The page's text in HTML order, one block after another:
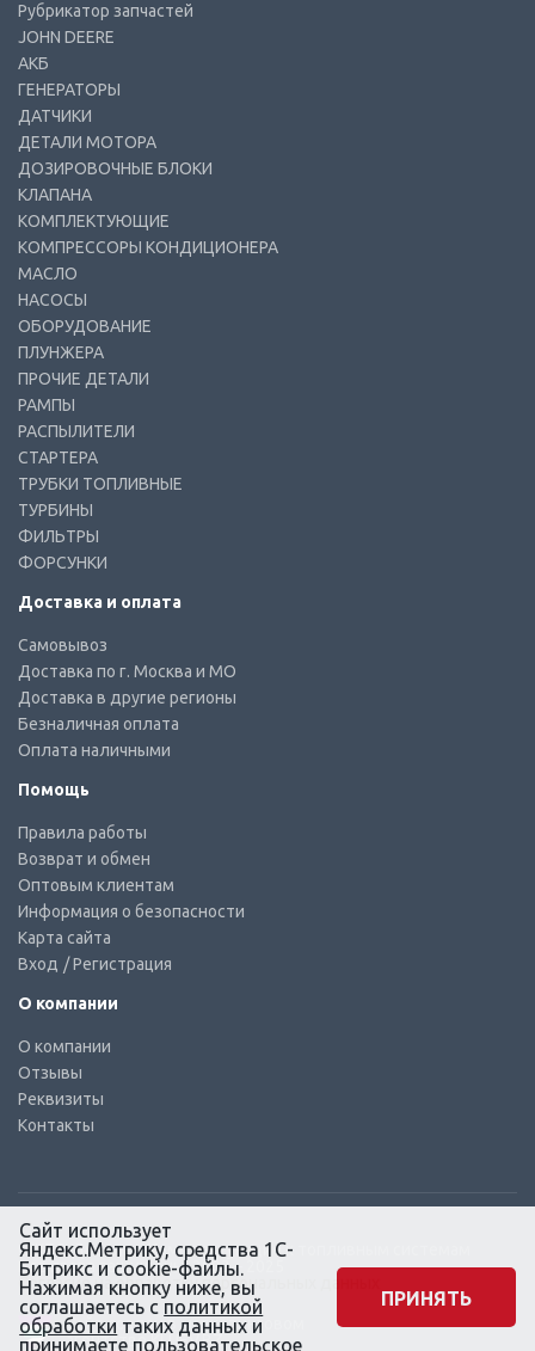
Рубрикатор запчастей
JOHN DEERE
АКБ
ГЕНЕРАТОРЫ
ДАТЧИКИ
ДЕТАЛИ МОТОРА
ДОЗИРОВОЧНЫЕ БЛОКИ
КЛАПАНА
КОМПЛЕКТУЮЩИЕ
КОМПРЕССОРЫ КОНДИЦИОНЕРА
МАСЛО
НАСОСЫ
ОБОРУДОВАНИЕ
ПЛУНЖЕРА
ПРОЧИЕ ДЕТАЛИ
РАМПЫ
РАСПЫЛИТЕЛИ
СТАРТЕРА
ТРУБКИ ТОПЛИВНЫЕ
ТУРБИНЫ
ФИЛЬТРЫ
ФОРСУНКИ
Доставка и оплата
Самовывоз
Доставка по г. Москва и МО
Доставка в другие регионы
Безналичная оплата
Оплата наличными
Помощь
Правила работы
Возврат и обмен
Оптовым клиентам
Информация о безопасности
Карта сайта
Вход / Регистрация
О компании
О компании
Отзывы
Реквизиты
Контакты
© КТС-Дизель – Комплектующие к топливным системам
Все права защищены, 2003 – 2025
Согласие на обработку персональных данных
Сайт создан в маркетинговом
агентстве KLUEV.BZ
Сайт использует
Яндекс.Метрику, средства 1С-
Битрикс и cookie-файлы.
Нажимая кнопку ниже, вы
соглашаетесь с политикой
обработки таких данных и
принимаете пользовательское
ПРИНЯТЬ